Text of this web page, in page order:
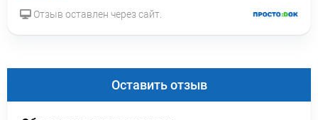
Отзыв оставлен через сайт.
Оставить отзыв